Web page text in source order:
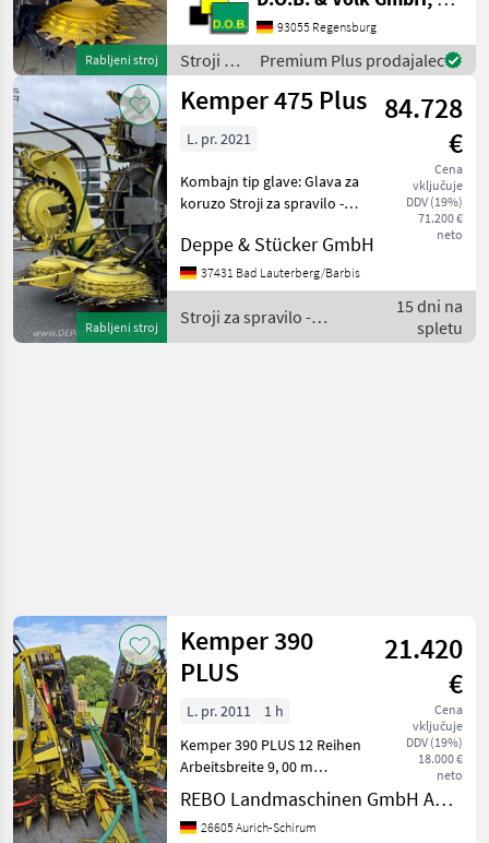
Rabljeni stroj
Maisgebiss. Nur ca. 266ha
Mais gehäckselt
2261KM1050 SPFH 9000
series wide cr
93055 Regensburg
Stroji za
spravilo
-
Premium Plus prodajalec
Rabljeni stroj
Kemper 475 Plus 84.728
€
Cena
vključuje
DDV (19%)
71.200 €
neto
L. pr. 2021
Kombajn tip glave: Glava za
koruzo Stroji za spravilo -
kombajn
Deppe & Stücker GmbH
37431 Bad Lauterberg/Barbis
Stroji za spravilo -
poljedelstvo / Kemper
15 dni na
spletu
Kemper 390
PLUS
21.420
€
Cena
vključuje
DDV (19%)
18.000 €
neto
L. pr. 2011
1 h
Kemper 390 PLUS 12 Reihen
Arbeitsbreite 9, 00 m
Reihenweite 0, 75 m
Anbaurahmen John Deere
7000er Serie Kombajn tip
REBO Landmaschinen GmbH Aurich-Schirum
26605 Aurich-Schirum